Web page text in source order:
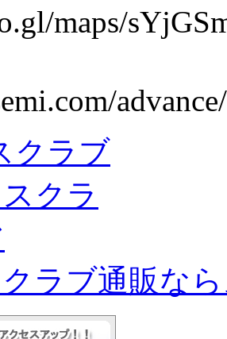
maps/
advance/
ラブ通販な